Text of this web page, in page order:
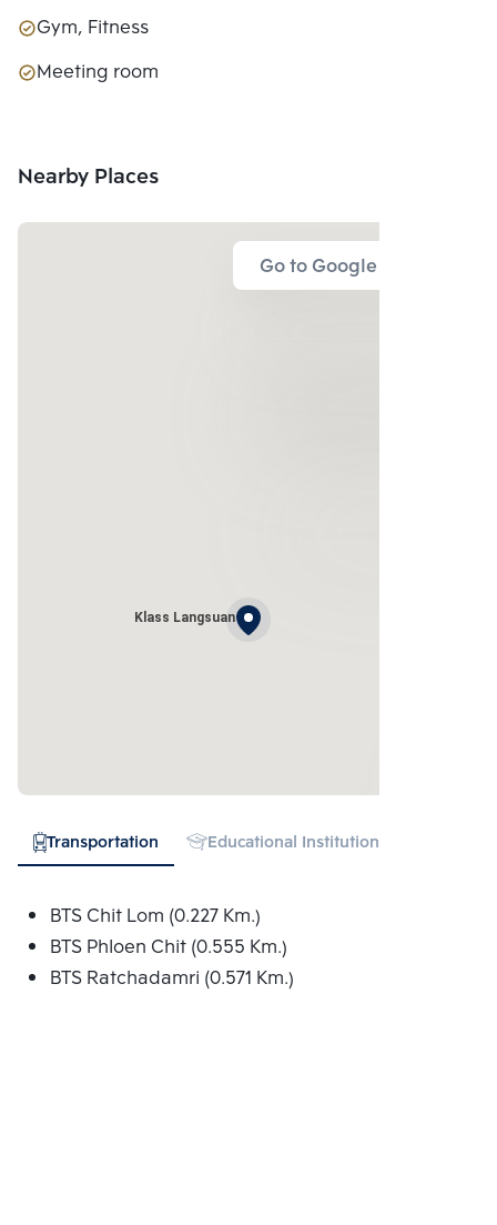
Gym, Fitness
Meeting room
Nearby Places
Go to Google Map
Klass Langsuan
Transportation Educational Institution
BTS Chit Lom (0.227 Km.)
BTS Phloen Chit (0.555 Km.)
BTS Ratchadamri (0.571 Km.)